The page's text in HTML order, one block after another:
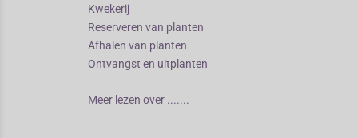
Kwekerij
Reserveren van planten
Afhalen van planten
Ontvangst en uitplanten
Meer lezen over .......